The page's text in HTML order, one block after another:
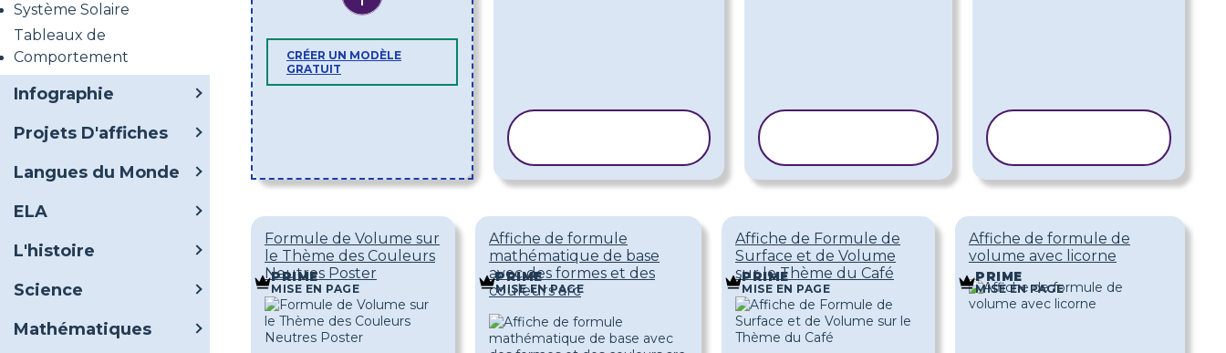
Système Solaire
Tableaux de
Comportement
Infographie
Projets D'affiches
Langues du Monde
ELA
L'histoire
Science
Mathématiques
CRÉER UN MODÈLE
GRATUIT
Formule de Volume sur
le Thème des Couleurs
Neutres Poster
PRIME
MISE EN PAGE
Affiche de formule
mathématique de base
avec des formes et des
couleurs arc
PRIME
MISE EN PAGE
Affiche de Formule de
Surface et de Volume
sur le Thème du Café
PRIME
MISE EN PAGE
Affiche de formule de
volume avec licorne
PRIME
MISE EN PAGE